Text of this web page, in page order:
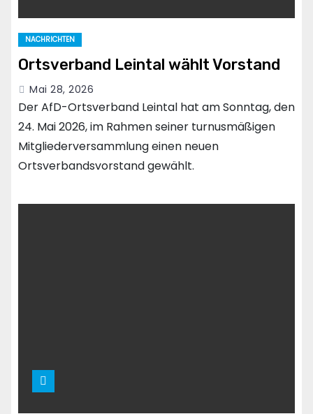
NACHRICHTEN
Ortsverband Leintal wählt Vorstand
Mai 28, 2026
Der AfD-Ortsverband Leintal hat am Sonntag, den
24. Mai 2026, im Rahmen seiner turnusmäßigen
Mitgliederversammlung einen neuen
Ortsverbandsvorstand gewählt.